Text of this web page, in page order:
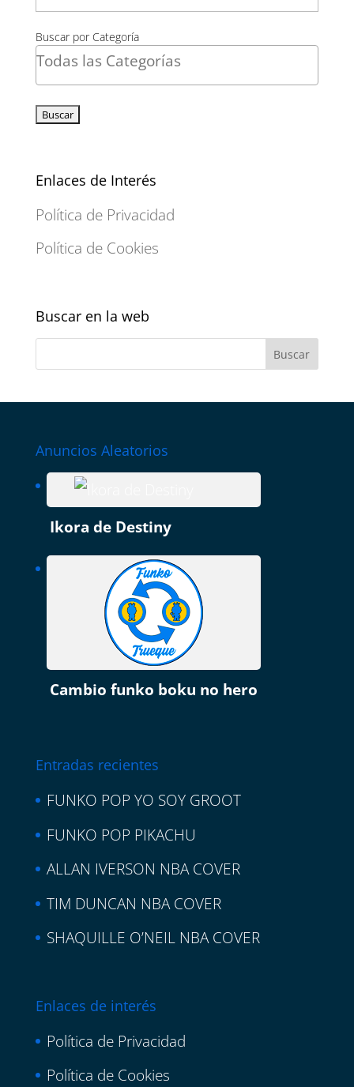
Buscar por Categoría
Enlaces de Interés
Política de Privacidad
Política de Cookies
Buscar en la web
Anuncios Aleatorios
Ikora de Destiny
Cambio funko boku no hero
Entradas recientes
FUNKO POP YO SOY GROOT
FUNKO POP PIKACHU
ALLAN IVERSON NBA COVER
TIM DUNCAN NBA COVER
SHAQUILLE O’NEIL NBA COVER
Enlaces de interés
Política de Privacidad
Política de Cookies